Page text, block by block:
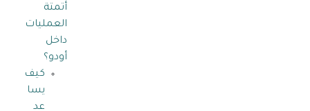
أتمتة
العمليات
داخل
أودو؟
كيف
يسا
عد